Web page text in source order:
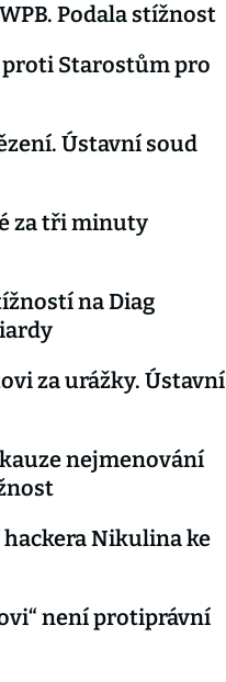
Podala stížnost
proti Starostům pro
Ústavní soud
za tři minuty
na Diag
za urážky. Ústavní
nejmenování
Nikulina ke
není protiprávní